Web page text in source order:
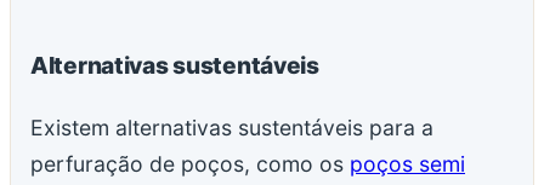
Alternativas sustentáveis
Existem alternativas sustentáveis para a
perfuração de poços, como os poços semi